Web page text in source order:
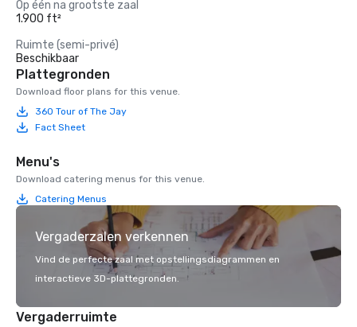
Op één na grootste zaal
1.900 ft²
Ruimte (semi-privé)
Beschikbaar
Plattegronden
Download floor plans for this venue.
360 Tour of The Jay
Fact Sheet
Menu's
Download catering menus for this venue.
Catering Menus
Vergaderzalen verkennen
Vind de perfecte zaal met opstellingsdiagrammen en
interactieve 3D-plattegronden.
Vergaderruimte